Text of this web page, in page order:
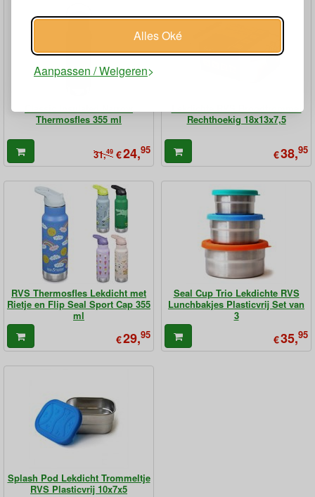
Alles Oké
Aanpassen / Weigeren
Thermosfles 355 ml
31,49 €24,95
Rechthoekig 18x13x7,5
€38,95
RVS Thermosfles Lekdicht met
Rietje en Flip Seal Sport Cap 355
ml
€29,95
Seal Cup Trio Lekdichte RVS
Lunchbakjes Plasticvrij Set van
3
€35,95
Splash Pod Lekdicht Trommeltje
RVS Plasticvrij 10x7x5